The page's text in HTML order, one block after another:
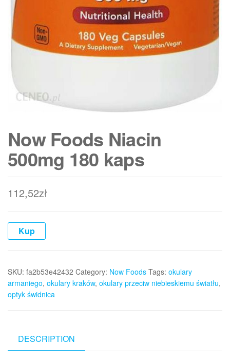
Now Foods Niacin
500mg 180 kaps
112,52zł
Kup
SKU: fa2b53e42432 Category: Now Foods Tags: okulary
armaniego, okulary kraków, okulary przeciw niebieskiemu światłu,
optyk świdnica
DESCRIPTION